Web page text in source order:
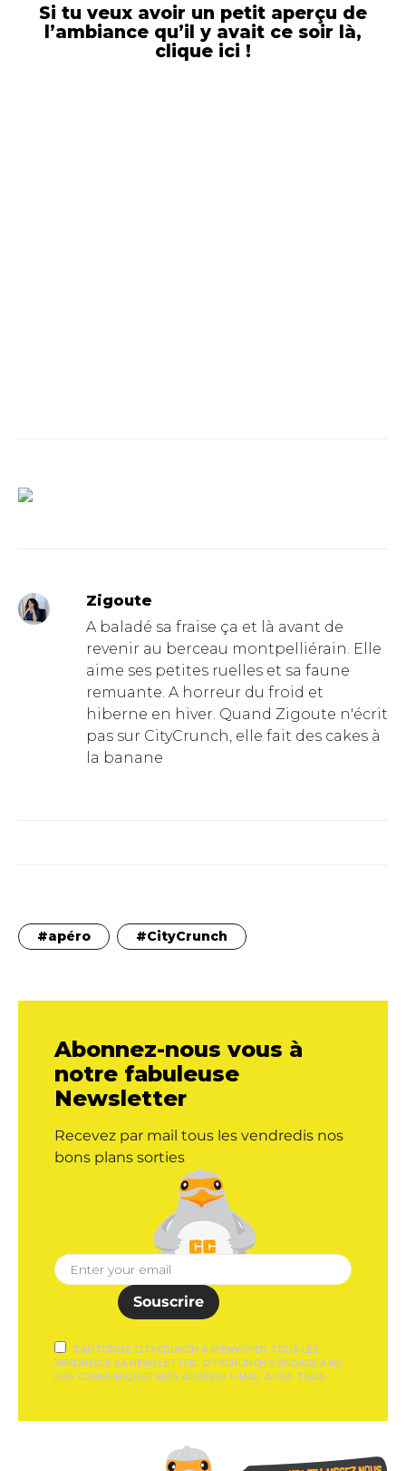
Si tu veux avoir un petit aperçu de
l’ambiance qu’il y avait ce soir là,
clique ici !
Zigoute
A baladé sa fraise ça et là avant de
revenir au berceau montpelliérain. Elle
aime ses petites ruelles et sa faune
remuante. A horreur du froid et
hiberne en hiver. Quand Zigoute n'écrit
pas sur CityCrunch, elle fait des cakes à
la banane
apéro CityCrunch
Abonnez-nous vous à
notre fabuleuse
Newsletter
Recevez par mail tous les vendredis nos
bons plans sorties
Souscrire
J'AUTORISE CITYCRUNCH À M'ENVOYER TOUS LES
VENDREDIS SA NEWSLETTER. CITYCRUNCH S'ENGAGE À NE
PAS COMMUNIQUER MON ADRESSE E-MAIL À DES TIERS.